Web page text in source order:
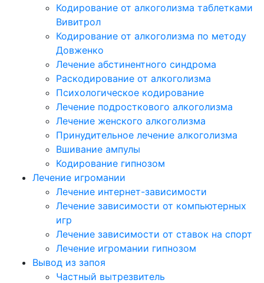
Кодирование от алкоголизма таблетками
Вивитрол
Кодирование от алкоголизма по методу
Довженко
Лечение абстинентного синдрома
Раскодирование от алкоголизма
Психологическое кодирование
Лечение подросткового алкоголизма
Лечение женского алкоголизма
Принудительное лечение алкоголизма
Вшивание ампулы
Кодирование гипнозом
Лечение игромании
Лечение интернет-зависимости
Лечение зависимости от компьютерных
игр
Лечение зависимости от ставок на спорт
Лечение игромании гипнозом
Вывод из запоя
Частный вытрезвитель